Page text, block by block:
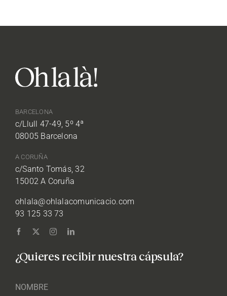
contenido
BARCELONA
c/Llull 47-49, 5º 4ª
08005 Barcelona
A CORUÑA
c/Santo Tomás, 32
15002 A Coruña
ohlala@ohlalacomunicacio.com
93 125 33 73
¿Quieres recibir nuestra cápsula?